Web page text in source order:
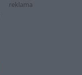
reklama